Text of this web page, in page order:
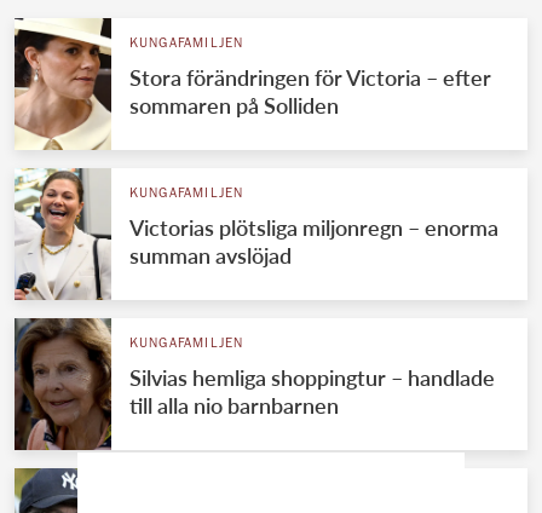
KUNGAFAMILJEN
Stora förändringen för Victoria – efter
sommaren på Solliden
KUNGAFAMILJEN
Victorias plötsliga miljonregn – enorma
summan avslöjad
KUNGAFAMILJEN
Silvias hemliga shoppingtur – handlade
till alla nio barnbarnen